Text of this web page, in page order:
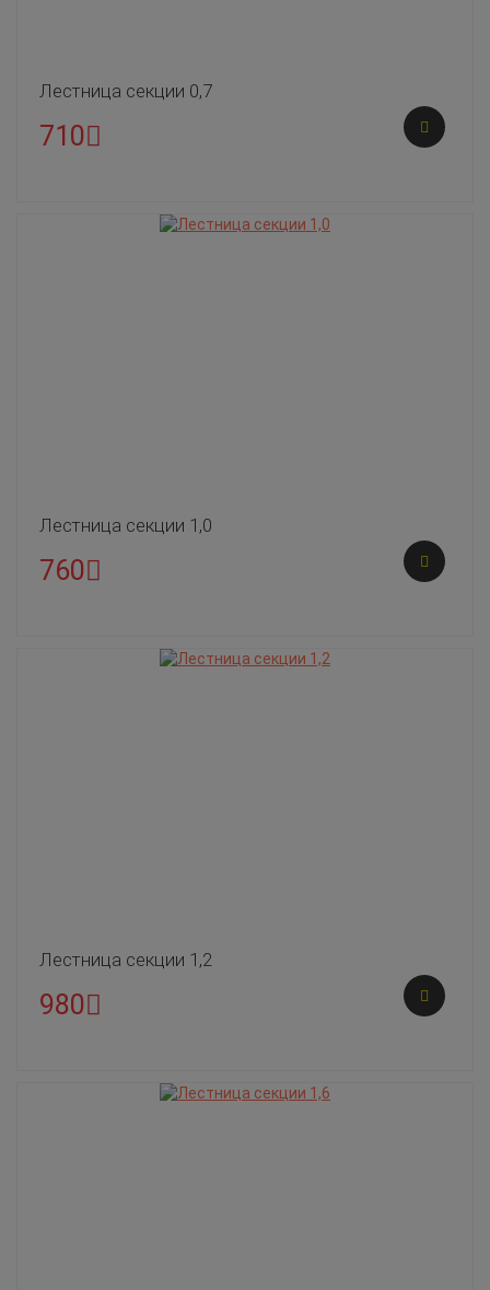
Лестница секции 0,7
710
Лестница секции 1,0
760
Лестница секции 1,2
980